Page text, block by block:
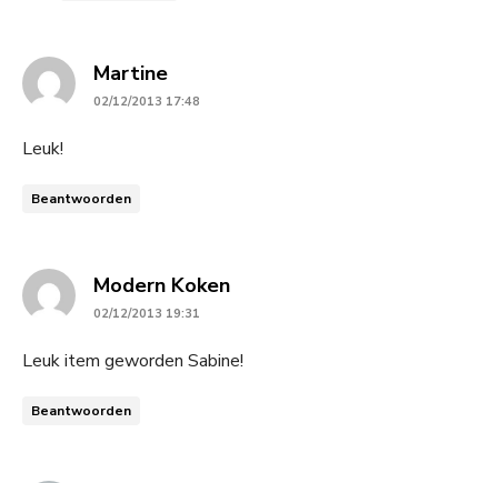
Martinesays:
02/12/2013 17:48
Leuk!
Beantwoorden
Modern Kokensays:
02/12/2013 19:31
Leuk item geworden Sabine!
Beantwoorden